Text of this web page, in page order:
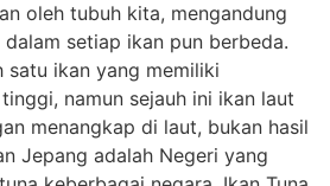
oleh tubuh kita, mengandung
setiap ikan pun berbeda.
satu ikan yang memiliki
namun sejauh ini ikan laut
menangkap di laut, bukan hasil
Jepang adalah Negeri yang